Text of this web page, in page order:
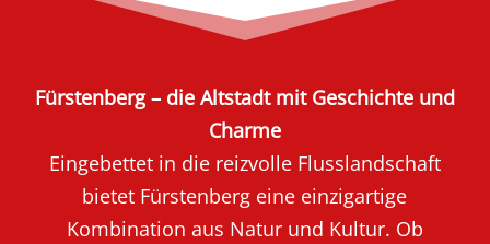
Fürstenberg – die Altstadt mit Geschichte und
Charme
Eingebettet in die reizvolle Flusslandschaft
bietet Fürstenberg eine einzigartige
Kombination aus Natur und Kultur. Ob